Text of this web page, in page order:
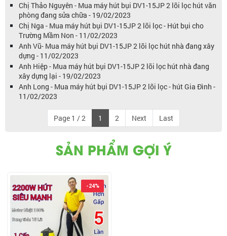
Chị Thảo Nguyên - Mua máy hút bụi DV1-15JP 2 lõi lọc hút văn
phòng đang sửa chữa - 19/02/2023
Chị Nga - Mua máy hút bụi DV1-15JP 2 lõi lọc - Hút bụi cho
Trường Mầm Non - 11/02/2023
Anh Vũ- Mua máy hút bụi DV1-15JP 2 lõi lọc hút nhà đang xây
dựng - 11/02/2023
Anh Hiệp - Mua máy hút bụi DV1-15JP 2 lõi lọc hút nhà đang
xây dựng lại - 19/02/2023
Anh Long - Mua máy hút bụi DV1-15JP 2 lõi lọc - hút Gia Đình -
11/02/2023
Page 1 / 2 1 2 Next Last
SẢN PHẨM GỢI Ý
-24%